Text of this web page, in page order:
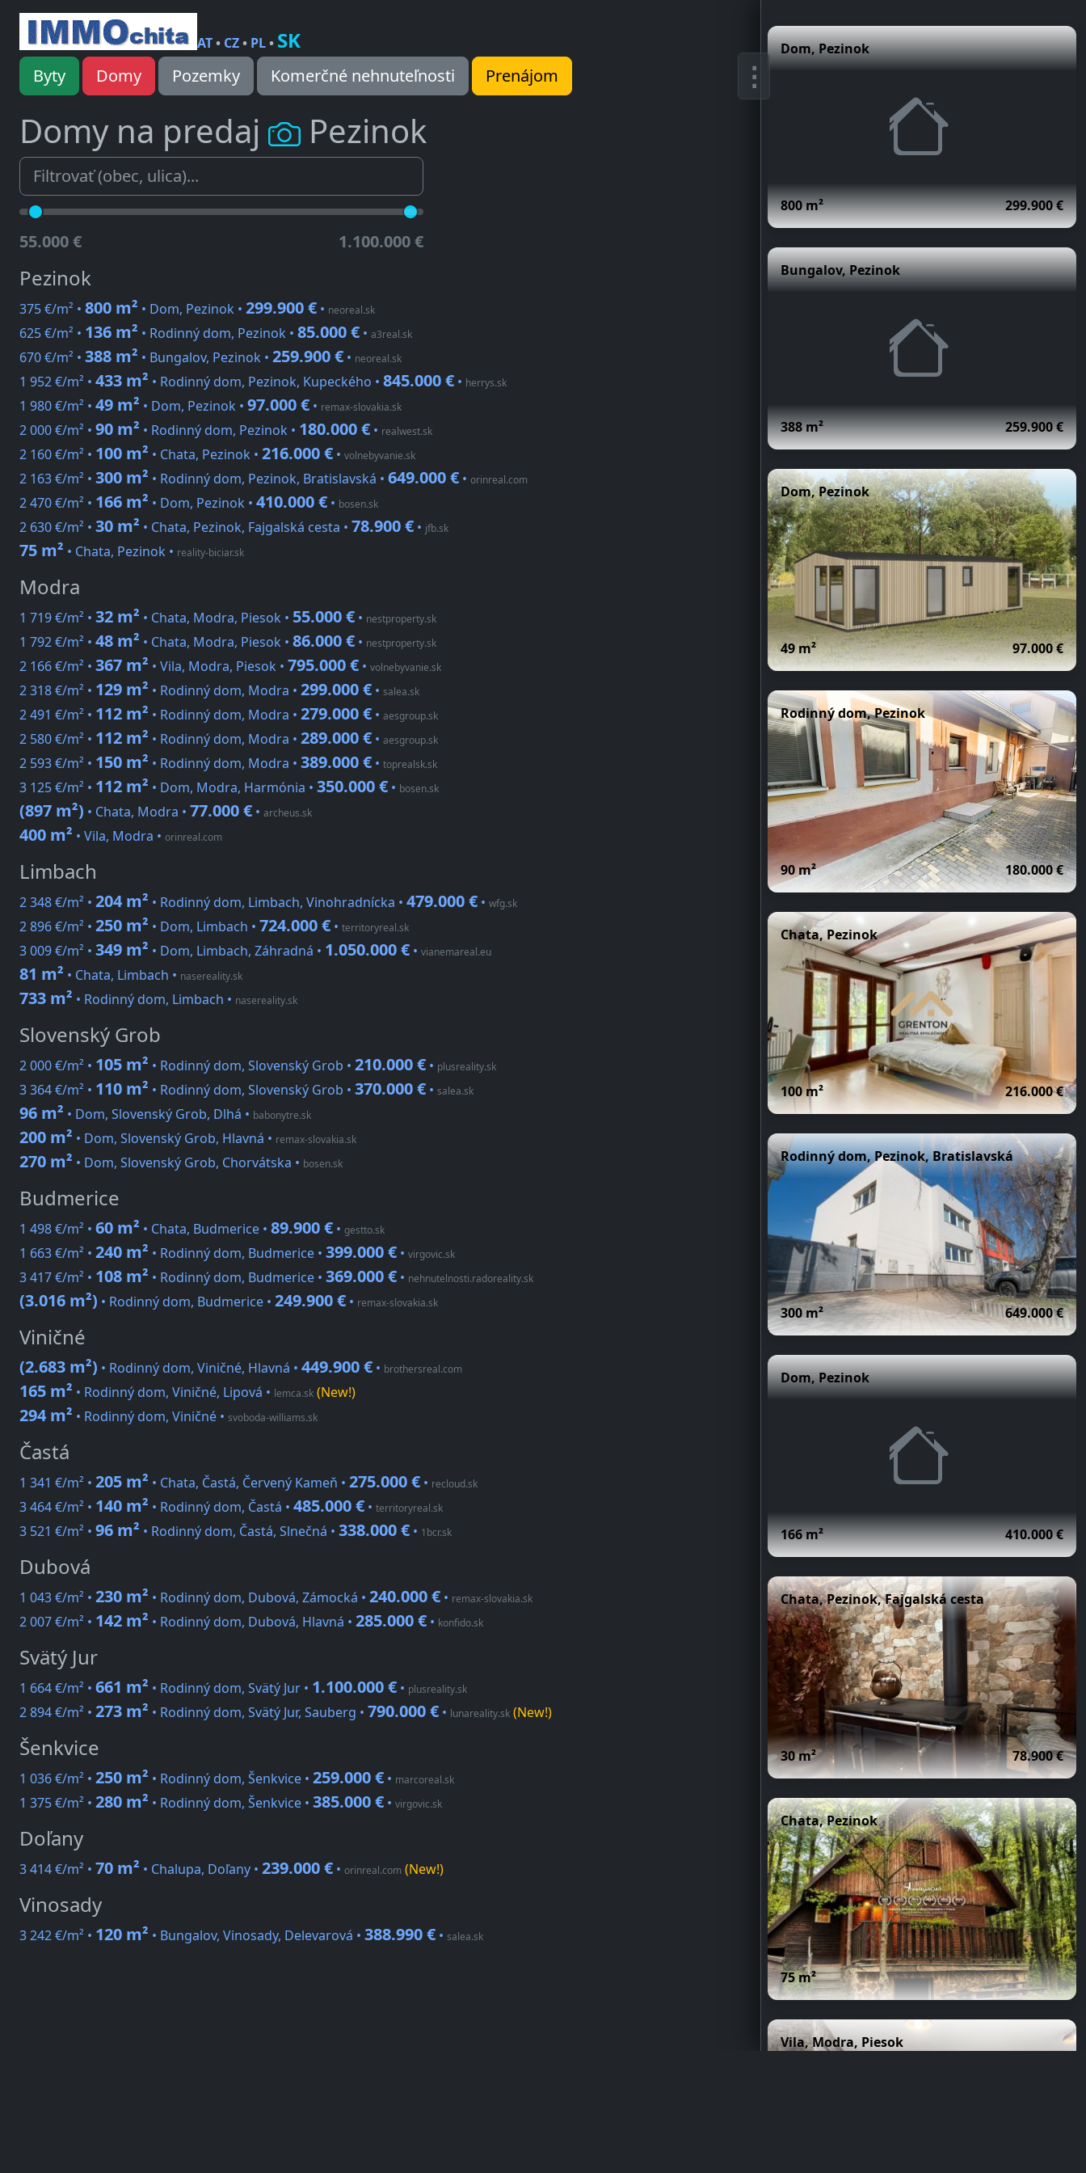
AT• CZ• PL• SK
Byty Domy Pozemky Komerčné nehnuteľnosti Prenájom
Domy na predaj Pezinok
55.000 € 1.100.000 €
Pezinok
375 €/m² • 800 m² • Dom, Pezinok • 299.900 € • neoreal.sk
625 €/m² • 136 m² • Rodinný dom, Pezinok • 85.000 € • a3real.sk
670 €/m² • 388 m² • Bungalov, Pezinok • 259.900 € • neoreal.sk
1 952 €/m² • 433 m² • Rodinný dom, Pezinok, Kupeckého • 845.000 € • herrys.sk
1 980 €/m² • 49 m² • Dom, Pezinok • 97.000 € • remax-slovakia.sk
2 000 €/m² • 90 m² • Rodinný dom, Pezinok • 180.000 € • realwest.sk
2 160 €/m² • 100 m² • Chata, Pezinok • 216.000 € • volnebyvanie.sk
2 163 €/m² • 300 m² • Rodinný dom, Pezinok, Bratislavská • 649.000 € • orinreal.com
2 470 €/m² • 166 m² • Dom, Pezinok • 410.000 € • bosen.sk
2 630 €/m² • 30 m² • Chata, Pezinok, Fajgalská cesta • 78.900 € • jfb.sk
75 m² • Chata, Pezinok • reality-biciar.sk
Modra
1 719 €/m² • 32 m² • Chata, Modra, Piesok • 55.000 € • nestproperty.sk
1 792 €/m² • 48 m² • Chata, Modra, Piesok • 86.000 € • nestproperty.sk
2 166 €/m² • 367 m² • Vila, Modra, Piesok • 795.000 € • volnebyvanie.sk
2 318 €/m² • 129 m² • Rodinný dom, Modra • 299.000 € • salea.sk
2 491 €/m² • 112 m² • Rodinný dom, Modra • 279.000 € • aesgroup.sk
2 580 €/m² • 112 m² • Rodinný dom, Modra • 289.000 € • aesgroup.sk
2 593 €/m² • 150 m² • Rodinný dom, Modra • 389.000 € • toprealsk.sk
3 125 €/m² • 112 m² • Dom, Modra, Harmónia • 350.000 € • bosen.sk
(897 m²) • Chata, Modra • 77.000 € • archeus.sk
400 m² • Vila, Modra • orinreal.com
Limbach
2 348 €/m² • 204 m² • Rodinný dom, Limbach, Vinohradnícka • 479.000 € • wfg.sk
2 896 €/m² • 250 m² • Dom, Limbach • 724.000 € • territoryreal.sk
3 009 €/m² • 349 m² • Dom, Limbach, Záhradná • 1.050.000 € • vianemareal.eu
81 m² • Chata, Limbach • nasereality.sk
733 m² • Rodinný dom, Limbach • nasereality.sk
Slovenský Grob
2 000 €/m² • 105 m² • Rodinný dom, Slovenský Grob • 210.000 € • plusreality.sk
3 364 €/m² • 110 m² • Rodinný dom, Slovenský Grob • 370.000 € • salea.sk
96 m² • Dom, Slovenský Grob, Dlhá • babonytre.sk
200 m² • Dom, Slovenský Grob, Hlavná • remax-slovakia.sk
270 m² • Dom, Slovenský Grob, Chorvátska • bosen.sk
Budmerice
1 498 €/m² • 60 m² • Chata, Budmerice • 89.900 € • gestto.sk
1 663 €/m² • 240 m² • Rodinný dom, Budmerice • 399.000 € • virgovic.sk
3 417 €/m² • 108 m² • Rodinný dom, Budmerice • 369.000 € • nehnutelnosti.radoreality.sk
(3.016 m²) • Rodinný dom, Budmerice • 249.900 € • remax-slovakia.sk
Viničné
(2.683 m²) • Rodinný dom, Viničné, Hlavná • 449.900 € • brothersreal.com
165 m² • Rodinný dom, Viničné, Lipová • lemca.sk (New!)
294 m² • Rodinný dom, Viničné • svoboda-williams.sk
Častá
1 341 €/m² • 205 m² • Chata, Častá, Červený Kameň • 275.000 € • recloud.sk
3 464 €/m² • 140 m² • Rodinný dom, Častá • 485.000 € • territoryreal.sk
3 521 €/m² • 96 m² • Rodinný dom, Častá, Slnečná • 338.000 € • 1bcr.sk
Dubová
1 043 €/m² • 230 m² • Rodinný dom, Dubová, Zámocká • 240.000 € • remax-slovakia.sk
2 007 €/m² • 142 m² • Rodinný dom, Dubová, Hlavná • 285.000 € • konfido.sk
Svätý Jur
1 664 €/m² • 661 m² • Rodinný dom, Svätý Jur • 1.100.000 € • plusreality.sk
2 894 €/m² • 273 m² • Rodinný dom, Svätý Jur, Sauberg • 790.000 € • lunareality.sk (New!)
Šenkvice
1 036 €/m² • 250 m² • Rodinný dom, Šenkvice • 259.000 € • marcoreal.sk
1 375 €/m² • 280 m² • Rodinný dom, Šenkvice • 385.000 € • virgovic.sk
Doľany
3 414 €/m² • 70 m² • Chalupa, Doľany • 239.000 € • orinreal.com (New!)
Vinosady
3 242 €/m² • 120 m² • Bungalov, Vinosady, Delevarová • 388.990 € • salea.sk